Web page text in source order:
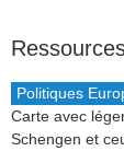
Politiques
Carte avec
Schengen et